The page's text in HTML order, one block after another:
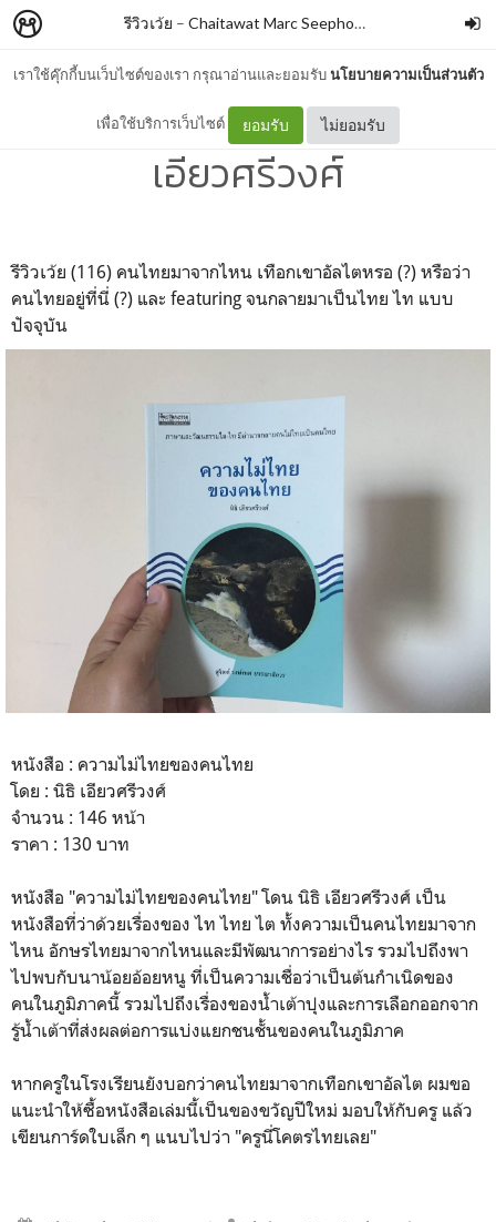
เราใช้คุ๊กกี้บนเว็บไซต์ของเรา กรุณาอ่านและยอมรับนโยบายความเป็นส่วนตัว
เพื่อใช้บริการเว็บไซต์ ยอมรับ ไม่ยอมรับ
รีวิวเว้ย – Chaitawat Marc Seephongsai
ความไม่ไทยของคนไทย By นิธิ
เอียวศรีวงศ์
รีวิวเว้ย (116) คนไทยมาจากไหน เทือกเขาอัลไตหรอ (?) หรือว่า
คนไทยอยู่ที่นี่ (?) และ featuring จนกลายมาเป็นไทย ไท แบบ
ปัจจุบัน
หนังสือ : ความไม่ไทยของคนไทย
โดย : นิธิ เอียวศรีวงศ์
จำนวน : 146 หน้า
ราคา : 130 บาท
หนังสือ "ความไม่ไทยของคนไทย" โดน นิธิ เอียวศรีวงศ์ เป็น
หนังสือที่ว่าด้วยเรื่องของ ไท ไทย ไต ทั้งความเป็นคนไทยมาจาก
ไหน อักษรไทยมาจากไหนและมีพัฒนาการอย่างไร รวมไปถึงพา
ไปพบกับนาน้อยอ้อยหนู ที่เป็นความเชื่อว่าเป็นต้นกำเนิดของ
คนในภูมิภาคนี้ รวมไปถึงเรื่องของน้ำเต้าปุงและการเลือกออกจาก
รู้น้ำเต้าที่ส่งผลต่อการแบ่งแยกชนชั้นของคนในภูมิภาค
หากครูในโรงเรียนยังบอกว่าคนไทยมาจากเทือกเขาอัลไต ผมขอ
แนะนำให้ซื้อหนังสือเล่มนี้เป็นของขวัญปีใหม่ มอบให้กับครู แล้ว
เขียนการ์ดใบเล็ก ๆ แนบไปว่า "ครูนี่โคตรไทยเลย"